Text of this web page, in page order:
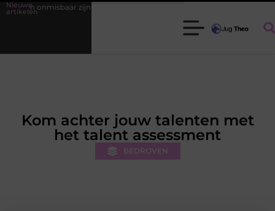
Nieuwe
artikelen
zijn voor elke tuinier
Kom achter jouw talenten met
het talent assessment
BEDRIJVEN